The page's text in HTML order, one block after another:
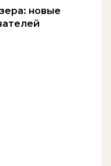
новые